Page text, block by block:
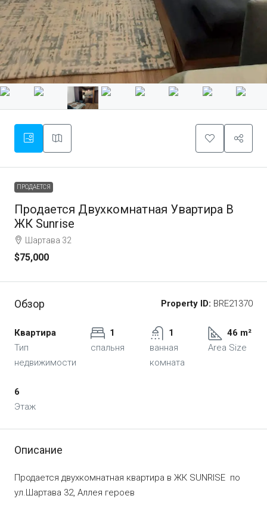
ПРОДАЕТСЯ
Продается Двухкомнатная Увартира В
ЖК Sunrise
Шартава 32
$75,000
Обзор Property ID: BRE21370
Квартира
Тип
недвижимости
1
спальня
1
ванная
комната
46 m²
Area Size
6
Этаж
Описание
Продается двухкомнатная квартира в ЖК SUNRISE по
ул.Шартава 32, Аллея героев